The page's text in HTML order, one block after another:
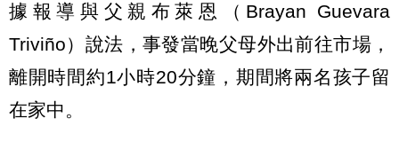
據報導與父親布萊恩（Brayan Guevara
Triviño）說法，事發當晚父母外出前往市場，
離開時間約1小時20分鐘，期間將兩名孩子留
在家中。